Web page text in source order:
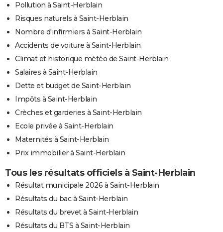
Pollution à Saint-Herblain
Risques naturels à Saint-Herblain
Nombre d'infirmiers à Saint-Herblain
Accidents de voiture à Saint-Herblain
Climat et historique météo de Saint-Herblain
Salaires à Saint-Herblain
Dette et budget de Saint-Herblain
Impôts à Saint-Herblain
Crèches et garderies à Saint-Herblain
Ecole privée à Saint-Herblain
Maternités à Saint-Herblain
Prix immobilier à Saint-Herblain
Tous les résultats officiels à Saint-Herblain
Résultat municipale 2026 à Saint-Herblain
Résultats du bac à Saint-Herblain
Résultats du brevet à Saint-Herblain
Résultats du BTS à Saint-Herblain